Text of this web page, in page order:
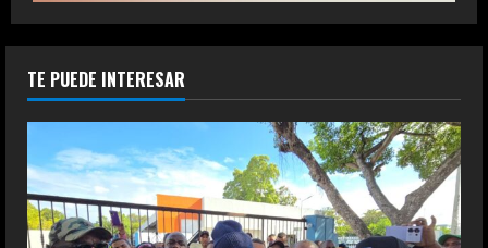
TE PUEDE INTERESAR